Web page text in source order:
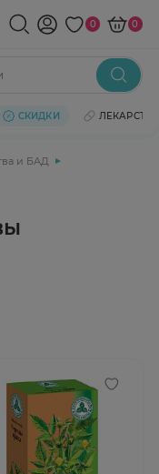
0 0
СКИДКИ ЛЕКАРСТВА
и БАД